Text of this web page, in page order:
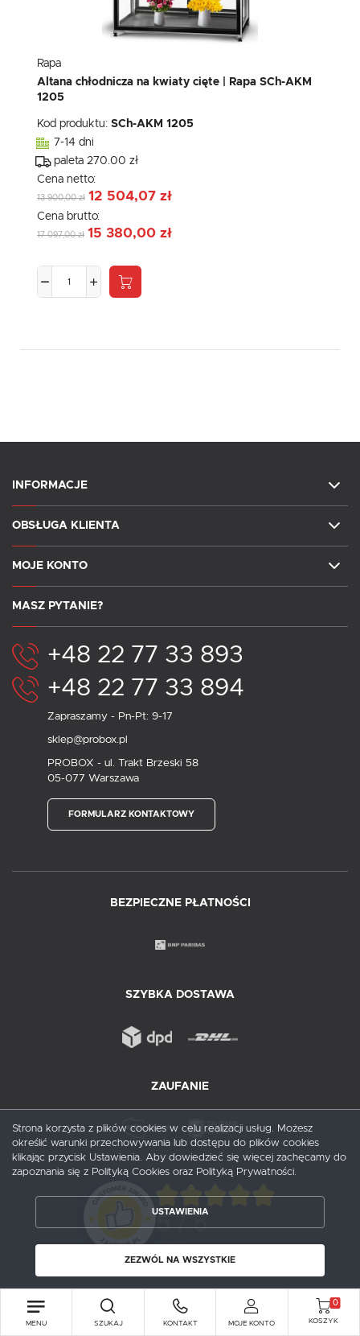
Rapa
Altana chłodnicza na kwiaty cięte | Rapa SCh-AKM
1205
Kod produktu: SCh-AKM 1205
7-14 dni
paleta 270.00 zł
Cena netto:
13 900,00 zł 12 504,07 zł
Cena brutto:
17 097,00 zł 15 380,00 zł
INFORMACJE
OBSŁUGA KLIENTA
MOJE KONTO
MASZ PYTANIE?
+48 22 77 33 893
+48 22 77 33 894
Zapraszamy - Pn-Pt: 9-17
sklep@probox.pl
PROBOX - ul. Trakt Brzeski 58
05-077 Warszawa
FORMULARZ KONTAKTOWY
BEZPIECZNE PŁATNOŚCI
SZYBKA DOSTAWA
ZAUFANIE
5/ 5
1 opinii
Copyright by probox.pl
MENU SZUKAJ KONTAKT MOJE KONTO
0
KOSZYK
Strona korzysta z plików cookies w celu realizacji usług. Możesz
określić warunki przechowywania lub dostępu do plików cookies
klikając przycisk Ustawienia. Aby dowiedzieć się więcej zachęcamy do
zapoznania się z Polityką Cookies oraz Polityką Prywatności.
USTAWIENIA
ZEZWÓL NA WSZYSTKIE
ZAPISZ WYBRANE